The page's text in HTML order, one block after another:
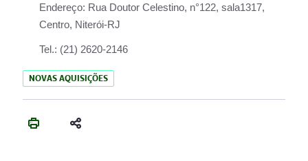
Endereço: Rua Doutor Celestino, n°122, sala1317,
Centro, Niterói-RJ
Tel.: (21) 2620-2146
NOVAS AQUISIÇÕES